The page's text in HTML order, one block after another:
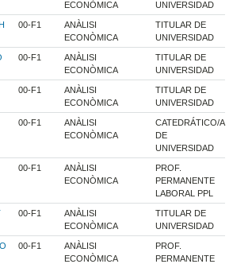
ECONÒMICA
UNIVERSIDAD
00-F1
ANÀLISI
ECONÒMICA
TITULAR DE
UNIVERSIDAD
00-F1
ANÀLISI
ECONÒMICA
TITULAR DE
UNIVERSIDAD
00-F1
ANÀLISI
ECONÒMICA
TITULAR DE
UNIVERSIDAD
00-F1
ANÀLISI
ECONÒMICA
CATEDRÁTICO/A
DE
UNIVERSIDAD
00-F1
ANÀLISI
ECONÒMICA
PROF.
PERMANENTE
LABORAL PPL
00-F1
ANÀLISI
ECONÒMICA
TITULAR DE
UNIVERSIDAD
00-F1
ANÀLISI
ECONÒMICA
PROF.
PERMANENTE